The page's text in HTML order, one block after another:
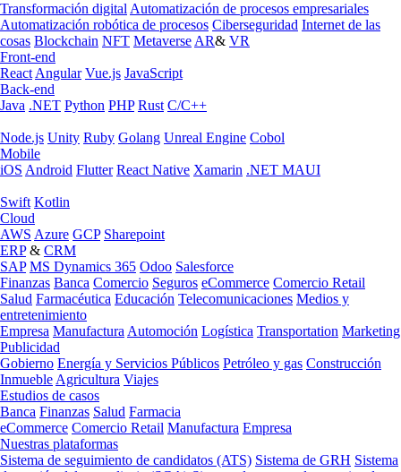
Transformación digital Automatización de procesos empresariales
Automatización robótica de procesos Ciberseguridad Internet de las
cosas Blockchain NFT Metaverse AR& VR
Front-end
React Angular Vue.js JavaScript
Back-end
Java .NET Python PHP Rust C/C++
Node.js Unity Ruby Golang Unreal Engine Cobol
Mobile
iOS Android Flutter React Native Xamarin .NET MAUI
Swift Kotlin
Cloud
AWS Azure GCP Sharepoint
ERP& CRM
SAP MS Dynamics 365 Odoo Salesforce
Finanzas Banca Comercio Seguros eCommerce Comercio Retail
Salud Farmacéutica Educación Telecomunicaciones Medios y
entretenimiento
Empresa Manufactura Automoción Logística Transportation Marketing
Publicidad
Gobierno Energía y Servicios Públicos Petróleo y gas Construcción
Inmueble Agricultura Viajes
Estudios de casos
Banca Finanzas Salud Farmacia
eCommerce Comercio Retail Manufactura Empresa
Nuestras plataformas
Sistema de seguimiento de candidatos (ATS) Sistema de GRH Sistema